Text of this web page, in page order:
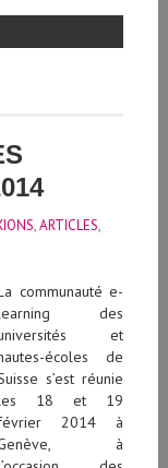
,ARTICLES,
communauté e-
des
et
écoles de
s’est réunie
18 et 19
2014 à
à